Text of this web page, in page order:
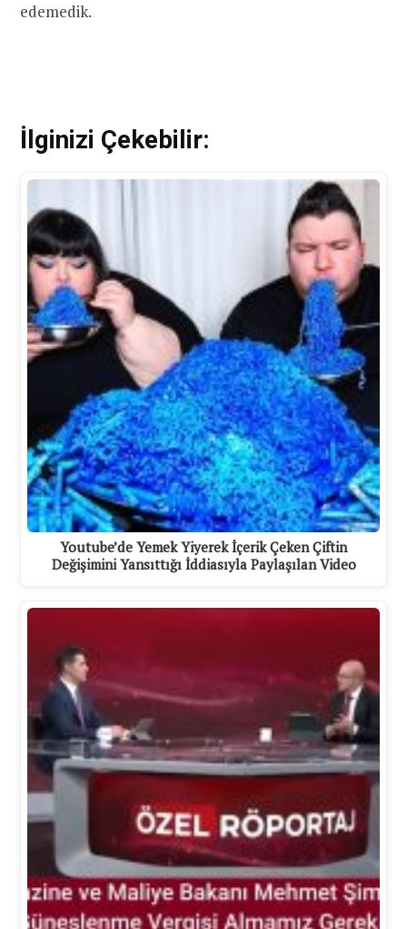
edemedik.
İlginizi Çekebilir:
Youtube’de Yemek Yiyerek İçerik Çeken Çiftin
Değişimini Yansıttığı İddiasıyla Paylaşılan Video